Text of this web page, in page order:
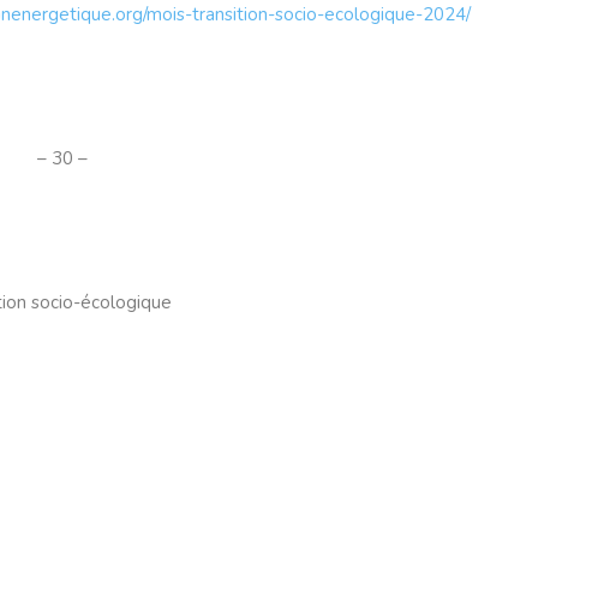
mois-transition-socio-ecologique-2024/
– 30 –
socio-écologique